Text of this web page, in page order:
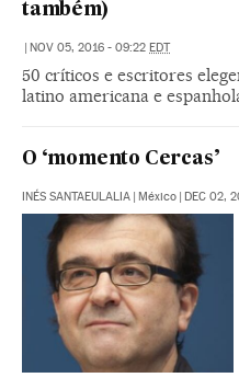
também)
NOV 05, 2016 - 09:22 EDT
50 críticos e escritores
latino americana e
O ‘momento Cercas’
INÉS SANTAEULALIA México DEC 02,